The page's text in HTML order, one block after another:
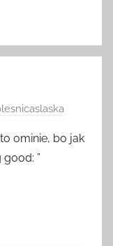
ominie, bo jak
”